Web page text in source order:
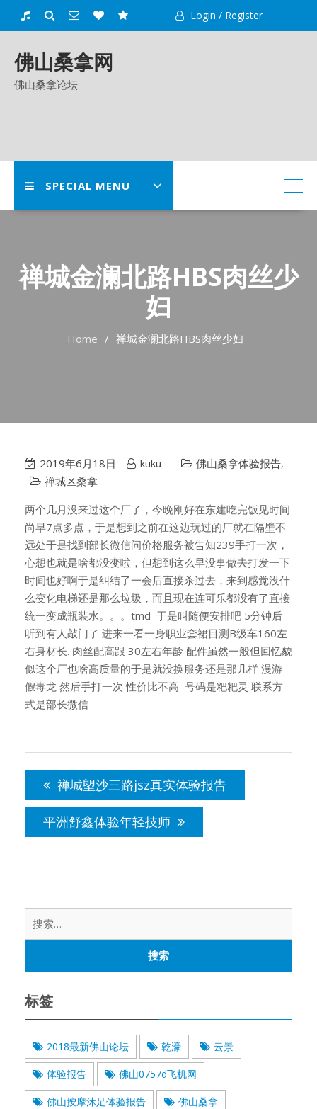
Login / Register
佛山桑拿网
佛山桑拿论坛
SPECIAL MENU
禅城金澜北路HBS肉丝少
妇
Home 禅城金澜北路HBS肉丝少妇
2019年6月18日 kuku 佛山桑拿体验报告,
禅城区桑拿
两个几月没来过这个厂了，今晚刚好在东建吃完饭见时间
尚早7点多点，于是想到之前在这边玩过的厂就在隔壁不
远处于是找到部长微信问价格服务被告知239手打一次，
心想也就是啥都没变啦，但想到这么早没事做去打发一下
时间也好啊于是纠结了一会后直接杀过去，来到感觉没什
么变化电梯还是那么垃圾，而且现在连可乐都没有了直接
统一变成瓶装水。。。tmd 于是叫随便安排吧 5分钟后
听到有人敲门了 进来一看一身职业套裙目测B级车160左
右身材长. 肉丝配高跟 30左右年龄 配件虽然一般但回忆貌
似这个厂也啥高质量的于是就没换服务还是那几样 漫游
假毒龙 然后手打一次 性价比不高 号码是粑粑灵 联系方
式是部长微信
导
航
禅城塱沙三路jsz真实体验报告
平洲舒鑫体验年轻技师
标签
2018最新佛山论坛 乾濠 云景
体验报告 佛山0757d飞机网
佛山按摩沐足体验报告 佛山桑拿